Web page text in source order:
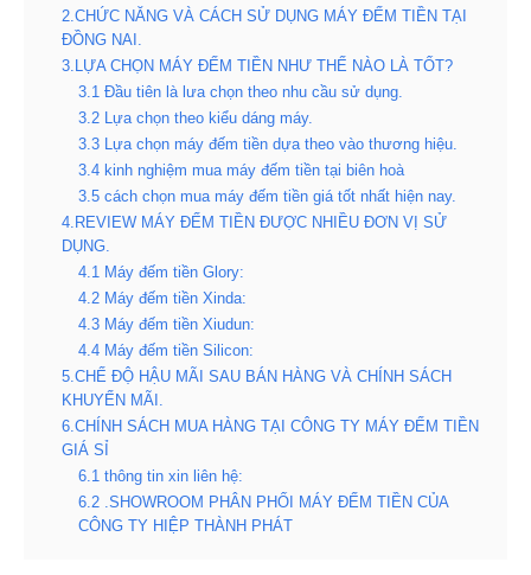
2.CHỨC NĂNG VÀ CÁCH SỬ DỤNG MÁY ĐẾM TIỀN TẠI
ĐỒNG NAI.
3.LỰA CHỌN MÁY ĐẾM TIỀN NHƯ THẾ NÀO LÀ TỐT?
3.1 Đầu tiên là lưa chọn theo nhu cầu sử dụng.
3.2 Lựa chọn theo kiểu dáng máy.
3.3 Lựa chọn máy đếm tiền dựa theo vào thương hiệu.
3.4 kinh nghiệm mua máy đếm tiền tại biên hoà
3.5 cách chọn mua máy đếm tiền giá tốt nhất hiện nay.
4.REVIEW MÁY ĐẾM TIỀN ĐƯỢC NHIỀU ĐƠN VỊ SỬ
DỤNG.
4.1 Máy đếm tiền Glory:
4.2 Máy đếm tiền Xinda:
4.3 Máy đếm tiền Xiudun:
4.4 Máy đếm tiền Silicon:
5.CHẾ ĐỘ HẬU MÃI SAU BÁN HÀNG VÀ CHÍNH SÁCH
KHUYẾN MÃI.
6.CHÍNH SÁCH MUA HÀNG TẠI CÔNG TY MÁY ĐẾM TIỀN
GIÁ SỈ
6.1 thông tin xin liên hệ:
6.2 .SHOWROOM PHÂN PHỐI MÁY ĐẾM TIỀN CỦA
CÔNG TY HIỆP THÀNH PHÁT